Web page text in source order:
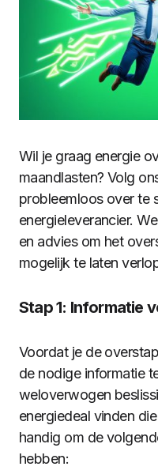
Wil je graag energie
maandlasten? Volg
probleemloos over te
energieleverancier.
en advies om het
mogelijk te laten
Stap 1: Informatie
Voordat je de
de nodige informatie
weloverwogen
energiedeal vinden
handig om de
hebben: